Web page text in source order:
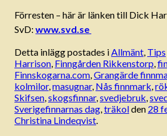
Förresten – här är länken till Dick
SvD: www.svd.se
Detta inlägg postades iAllmänt, Tips
Harrison, Finngården Rikkenstorp,
Finnskogarna.com,Grangärde
kolmilor,masugnar, Nås finnmark,
Skifsen,skogsfinnar,svedjebruk,
Sverigefinnarnas dag,träkolden 28
Christina Lindeqvist.